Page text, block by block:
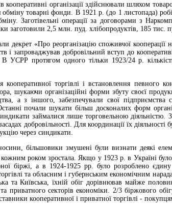
кооперативні організації здійснювали шляхом
обміну товарні фонди. В 1921 р. (до 1 листопада)
Заготівельні операції за договорами з
заготовили 2,5 млн. пуд. хлібопродуктів, 185 тис.
«Про реорганізацію споживчої кооперації
і запроваджував добровільний вступ до
УСРР протягом одного тільки 1923/24 р.
торгівлі і встановлення певного
шукаючи організаційні форми збуту своєї
а з іншого, забезпечували свої
почали шукати більш досконалих форм
займалися лише торговельною
добровільності. Для координації їх
через синдикати.
більшовики змушені були визнати деякі
роком зростала. Якщо у 1923 р. в Україні
біржі, а в 1924-1925 рр. було розроблено
та обласним і губернським економічним
та Київська, їхній обіг дорівнював майже
приватного секторів економіки. 2/3 біржового
кооперативної і приватної торгівлі -